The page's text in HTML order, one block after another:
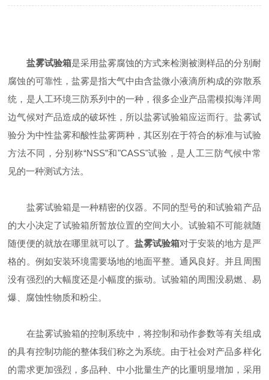
盐雾试验箱是采用盐雾腐蚀的方式来检测被测样品的分别耐
腐蚀的可靠性，盐雾是指大气中由含盐微小液滴所构成的弥散系
统，是人工环境三防系列中的一种，很多企业产品需模拟海洋周
边气候对产品造成的破坏性，所以盐雾试验箱应运而行。盐雾试
验分为中性盐雾和酸性盐雾两种，其区别在于符合的标准与试验
方法不同，分别称“NSS”和"CASS"试验，是人工三防气候中常
见的一种测试方法。
盐雾试验箱是一种精密的仪器。不同的型号的和试验箱产品
的大小决定了试验箱所暂放位置的空间大小。试验箱不可能就随
随便便的就放在哪里就可以了。盐雾试验箱对于安装的地方是严
格的。例如安装环境需要场地的地面平整。通风良好。并且周围
没有强烈的大幅度还是小幅度的振动。试验箱的周围没易燃、易
爆、腐蚀性物质和粉尘。
在盐雾试验箱的控制系统中，将控制和动作参数等有关组成
的具有控制功能的整体我们称之为系统。由于社会对产品多样化
的需求更加强烈，多品种、中小批量生产的比重明显增加，采用